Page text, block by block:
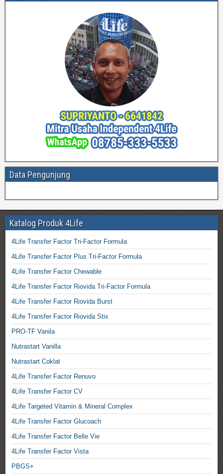
Data Pengunjung
Katalog Produk 4Life
4Life Transfer Factor Tri-Factor Formula
4Life Transfer Factor Plus Tri-Factor Formula
4Life Transfer Factor Chewable
4Life Transfer Factor Riovida Tri-Factor Formula
4Life Transfer Factor Riovida Burst
4Life Transfer Factor Riovida Stix
PRO-TF Vanila
Nutrastart Vanilla
Nutrastart Coklat
4Life Transfer Factor Renuvo
4Life Transfer Factor CV
4Life Targeted Vitamin & Mineral Complex
4Life Transfer Factor Glucoach
4Life Transfer Factor Belle Vie
4Life Transfer Factor Vista
PBGS+